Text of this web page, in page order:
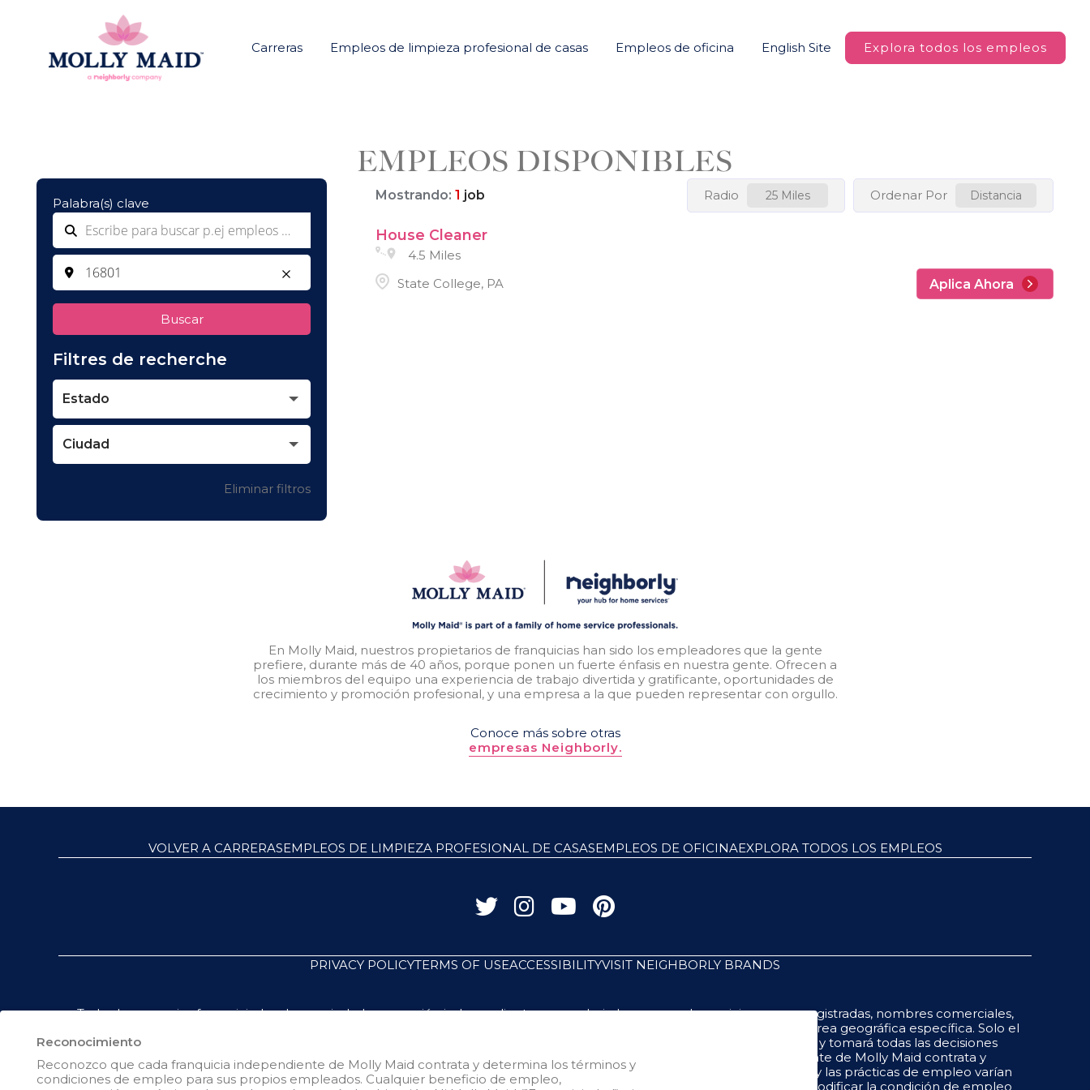
Carreras Empleos de limpieza profesional de casas Empleos de oficina English Site Explora todos los empleos
EMPLEOS DISPONIBLES
Palabra(s) clave
Buscar
Filtres de recherche
Estado
Ciudad
Eliminar filtros
Mostrando: 1 job Radio 25 Miles Ordenar Por Distancia
House Cleaner
4.5 Miles
State College, PA
Aplica Ahora
En Molly Maid, nuestros propietarios de franquicias han sido los empleadores que la gente
prefiere, durante más de 40 años, porque ponen un fuerte énfasis en nuestra gente. Ofrecen a
los miembros del equipo una experiencia de trabajo divertida y gratificante, oportunidades de
crecimiento y promoción profesional, y una empresa a la que pueden representar con orgullo.
Conoce más sobre otras
empresas Neighborly.
VOLVER A CARRERASEMPLEOS DE LIMPIEZA PROFESIONAL DE CASASEMPLEOS DE OFICINAEXPLORA TODOS LOS EMPLEOS
PRIVACY POLICYTERMS OF USEACCESSIBILITYVISIT NEIGHBORLY BRANDS
Todos los negocios franquiciados de propiedad y operación independiente operan bajo las marcas de servicio, marcas registradas, nombres comerciales,
logotipos, emblemas, lemas u otros indicios de origen en relación con el sistema de franquicias Molly Maid dentro de un área geográfica específica. Solo el
negocio franquiciado de propiedad y gestión independiente tendrá cualquier interacción o autoridad para su negocio, y tomará todas las decisiones
relacionadas con el empleo en relación a su negocio franquiciado. -- Reconozco que cada franquiciado independiente de Molly Maid contrata y
determina los términos y condiciones de empleo de sus propios empleados. Los beneficios laborales, la compensación y las prácticas de empleo varían
según la ubicación. Ni Molly Maid SPV LLC ("Franquiciador") ni sus afiliados tienen el poder de : (1) contratar, despedir o modificar la condición de empleo
Reconocimiento
Reconozco que cada franquicia independiente de Molly Maid contrata y determina los términos y
condiciones de empleo para sus propios empleados. Cualquier beneficio de empleo,